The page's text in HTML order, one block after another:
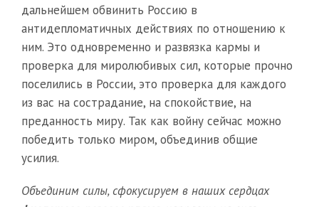
дальнейшем обвинить Россию в
антидепломатичных действиях по отношению к
ним. Это одновременно и развязка кармы и
проверка для миролюбивых сил, которые прочно
поселились в России, это проверка для каждого
из вас на сострадание, на спокойствие, на
преданность миру. Так как войну сейчас можно
победить только миром, объединив общие
усилия.
Объединим силы, сфокусируем в наших сердцах